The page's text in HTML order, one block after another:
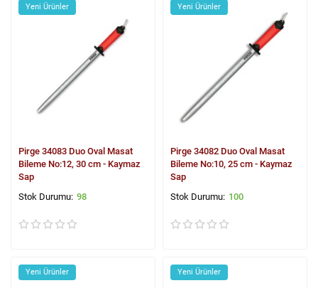
Yeni Ürünler
Pirge 34083 Duo Oval Masat
Bileme No:12, 30 cm - Kaymaz
Sap
98
Yeni Ürünler
Pirge 34082 Duo Oval Masat
Bileme No:10, 25 cm - Kaymaz
Sap
100
Yeni Ürünler Yeni Ürünler